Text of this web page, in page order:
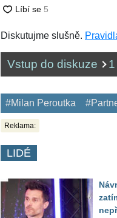
Diskutujme slušně.
Vstup do diskuze 1
#Milan Peroutka
Reklama:
LIDÉ